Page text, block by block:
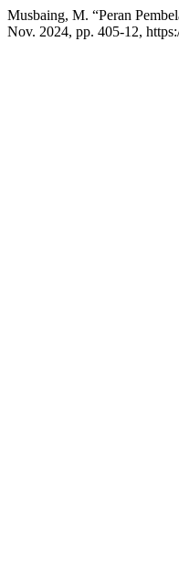
Musbaing, M. “Peran
Nov. 2024, pp. 405-12,